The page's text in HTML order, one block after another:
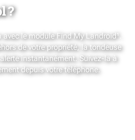
?
avec le module Find My Landroid¹.
de votre propriété, la tondeuse
instantanément. Suivez-la à
depuis votre téléphone.